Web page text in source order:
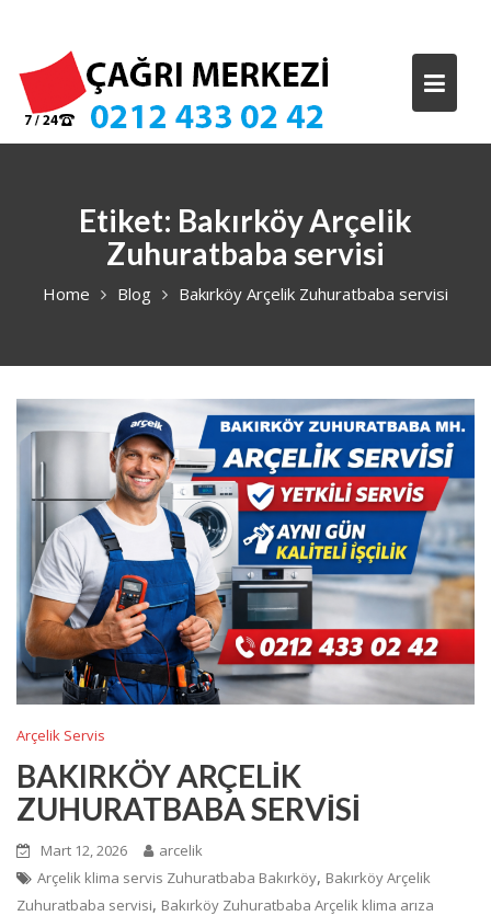
content
Etiket: Bakırköy Arçelik
Zuhuratbaba servisi
Home Blog Bakırköy Arçelik Zuhuratbaba servisi
Arçelik Servis
BAKIRKÖY ARÇELİK
ZUHURATBABA SERVİSİ
Mart 12, 2026
arcelik
Arçelik klima servis Zuhuratbaba Bakırköy, Bakırköy Arçelik
Zuhuratbaba servisi, Bakırköy Zuhuratbaba Arçelik klima arıza